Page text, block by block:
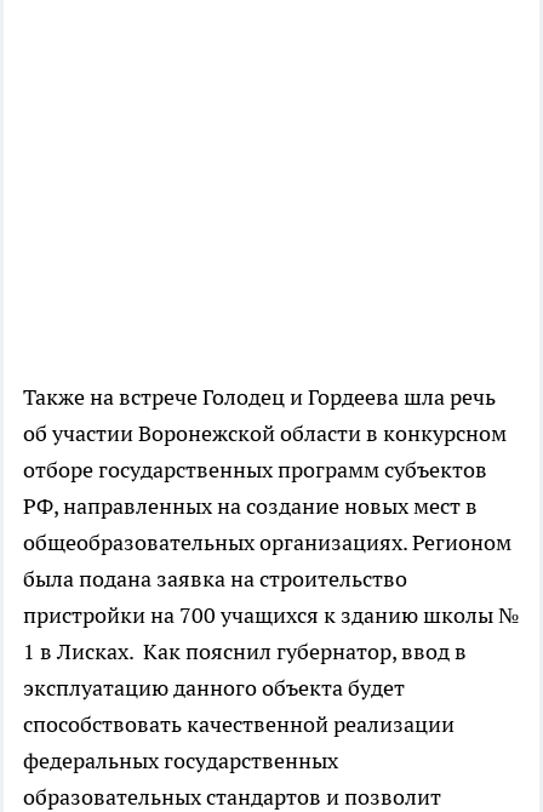
Также на встрече Голодец и Гордеева шла речь
об участии Воронежской области в конкурсном
отборе государственных программ субъектов
РФ, направленных на создание новых мест в
общеобразовательных организациях. Регионом
была подана заявка на строительство
пристройки на 700 учащихся к зданию школы №
1 в Лисках. Как пояснил губернатор, ввод в
эксплуатацию данного объекта будет
способствовать качественной реализации
федеральных государственных
образовательных стандартов и позволит